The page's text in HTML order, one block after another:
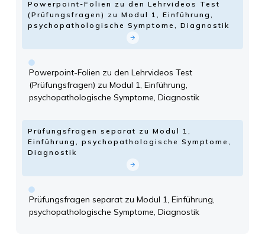
Powerpoint-Folien zu den Lehrvideos Test
(Prüfungsfragen) zu Modul 1, Einführung,
psychopathologische Symptome, Diagnostik
Powerpoint-Folien zu den Lehrvideos Test
(Prüfungsfragen) zu Modul 1, Einführung,
psychopathologische Symptome, Diagnostik
Prüfungsfragen separat zu Modul 1,
Einführung, psychopathologische Symptome,
Diagnostik
Prüfungsfragen separat zu Modul 1, Einführung,
psychopathologische Symptome, Diagnostik